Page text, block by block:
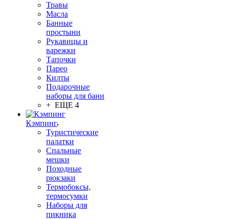
Травы
Масла
Банные
простыни
Рукавицы и
варежки
Тапочки
Парео
Килты
Подарочные
наборы для бани
+ ЕЩЕ 4
Кэмпинг
Туристические
палатки
Спальные
мешки
Походные
рюкзаки
Термобоксы,
термосумки
Наборы для
пикника